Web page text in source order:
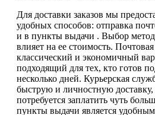
Для доставки заказов мы
удобных способов: отправка
и в пункты выдачи . Выбор
влияет на ее стоимость.
классический и экономичный
подходящий для тех, кто готов
несколько дней. Курьерская
быструю и личностную доставку,
потребуется заплатить чуть
пункты выдачи является